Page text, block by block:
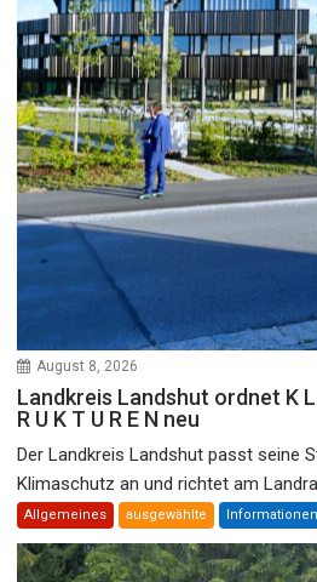
August 8, 2026
Landkreis Landshut ordnet K L
R U K T U R E N neu
Der Landkreis Landshut passt seine
Klimaschutz an und richtet am
Allgemeines ausgewählte Informationen